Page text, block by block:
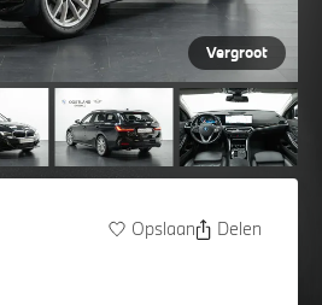
Vergroot
Opslaan Delen